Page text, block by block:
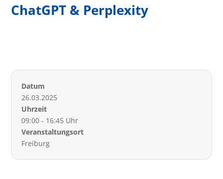
ChatGPT & Perplexity
Datum
26.03.2025
Uhrzeit
09:00 - 16:45 Uhr
Veranstaltungsort
Freiburg